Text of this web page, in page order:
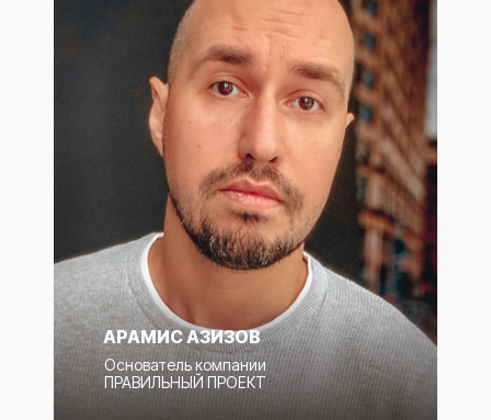
Основатель компании
ПРАВИЛЬНЫЙ ПРОЕКТ
АРАМИС АЗИЗОВ